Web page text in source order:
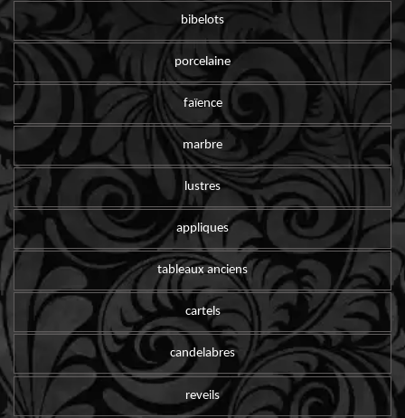
bibelots
porcelaine
faïence
marbre
lustres
appliques
tableaux anciens
cartels
candelabres
reveils